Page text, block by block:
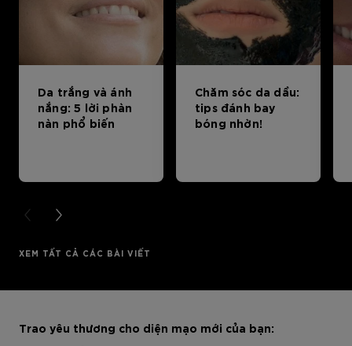
Da trắng và ánh
nắng: 5 lời phàn
nàn phổ biến
Chăm sóc da dầu:
tips đánh bay
bóng nhờn!
PREVIOUS CARD
NEXT CARD
XEM TẤT CẢ CÁC BÀI VIẾT
Trao yêu thương cho diện mạo mới của bạn: